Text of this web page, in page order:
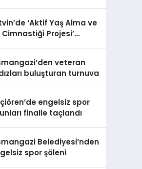
‘Aktif Yaş Alma ve
Cimnastiği Projesi’
veteran
buluşturan turnuva
engelsiz spor
finalle taçlandı
Belediyesi’nden
spor şöleni